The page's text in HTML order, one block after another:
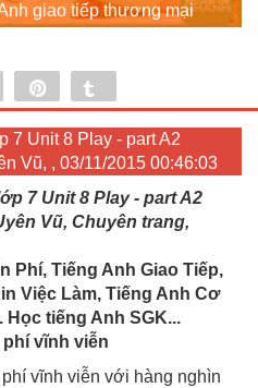
giao tiếp thương mại
Share
7 Unit 8 Play - part A2
Vũ, , 03/11/2015 00:46:03
7 Unit 8 Play - part A2
Vũ, Chuyên trang,
Phí, Tiếng Anh Giao Tiếp,
Việc Làm, Tiếng Anh Cơ
Học tiếng Anh SGK...
phí vĩnh viễn
vĩnh viễn với hàng nghìn